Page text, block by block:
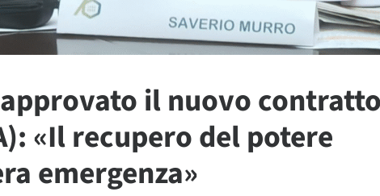
il nuovo
«Il recupero del potere
emergenza»